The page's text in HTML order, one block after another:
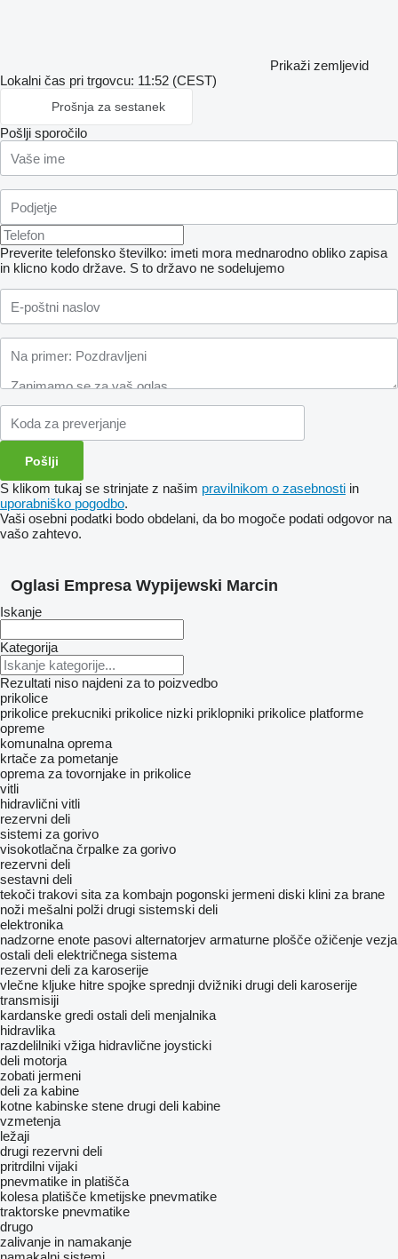
Prikaži zemljevid
Lokalni čas pri trgovcu: 11:52 (CEST)
Prošnja za sestanek
Pošlji sporočilo
Preverite telefonsko številko: imeti mora mednarodno obliko zapisa
in klicno kodo države. S to državo ne sodelujemo
S klikom tukaj se strinjate z našim pravilnikom o zasebnosti in
uporabniško pogodbo.
Vaši osebni podatki bodo obdelani, da bo mogoče podati odgovor na
vašo zahtevo.
Oglasi Empresa Wypijewski Marcin
Iskanje
Kategorija
Rezultati niso najdeni za to poizvedbo
prikolice
prikolice prekucniki prikolice nizki priklopniki prikolice platforme
opreme
komunalna oprema
krtače za pometanje
oprema za tovornjake in prikolice
vitli
hidravlični vitli
rezervni deli
sistemi za gorivo
visokotlačna črpalke za gorivo
rezervni deli
sestavni deli
tekoči trakovi sita za kombajn pogonski jermeni diski klini za brane
noži mešalni polži drugi sistemski deli
elektronika
nadzorne enote pasovi alternatorjev armaturne plošče ožičenje vezja
ostali deli električnega sistema
rezervni deli za karoserije
vlečne kljuke hitre spojke sprednji dvižniki drugi deli karoserije
transmisiji
kardanske gredi ostali deli menjalnika
hidravlika
razdelilniki vžiga hidravlične joysticki
deli motorja
zobati jermeni
deli za kabine
kotne kabinske stene drugi deli kabine
vzmetenja
ležaji
drugi rezervni deli
pritrdilni vijaki
pnevmatike in platišča
kolesa platišče kmetijske pnevmatike
traktorske pnevmatike
drugo
zalivanje in namakanje